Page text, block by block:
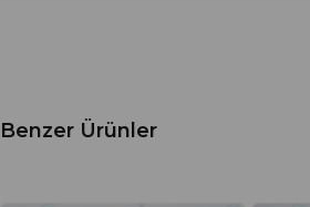
Benzer Ürünler